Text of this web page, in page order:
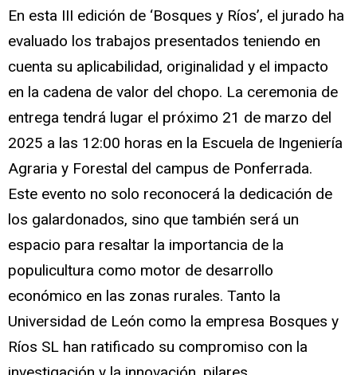
En esta III edición de ‘Bosques y Ríos’, el jurado ha
evaluado los trabajos presentados teniendo en
cuenta su aplicabilidad, originalidad y el impacto
en la cadena de valor del chopo. La ceremonia de
entrega tendrá lugar el próximo 21 de marzo del
2025 a las 12:00 horas en la Escuela de Ingeniería
Agraria y Forestal del campus de Ponferrada.
Este evento no solo reconocerá la dedicación de
los galardonados, sino que también será un
espacio para resaltar la importancia de la
populicultura como motor de desarrollo
económico en las zonas rurales. Tanto la
Universidad de León como la empresa Bosques y
Ríos SL han ratificado su compromiso con la